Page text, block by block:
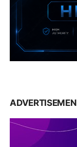
ADVERTISEMEN